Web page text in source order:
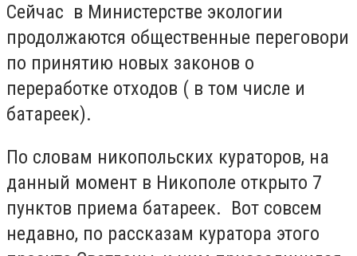
Сейчас в Министерстве экологии
продолжаются общественные переговори
по принятию новых законов о
переработке отходов ( в том числе и
батареек).
По словам никопольских кураторов, на
данный момент в Никополе открыто 7
пунктов приема батареек. Вот совсем
недавно, по рассказам куратора этого